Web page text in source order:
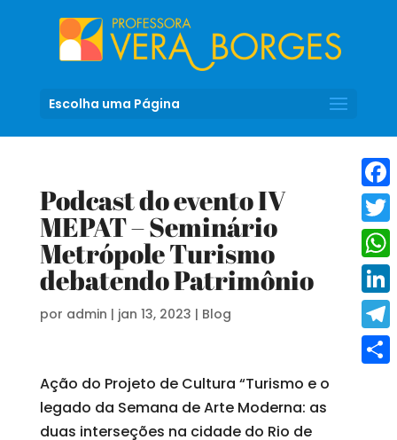
Escolha uma Página
Podcast do evento IV
MEPAT – Seminário
Metrópole Turismo
debatendo Patrimônio
por admin | jan 13, 2023 | Blog
Ação do Projeto de Cultura “Turismo e o
legado da Semana de Arte Moderna: as
duas interseções na cidade do Rio de